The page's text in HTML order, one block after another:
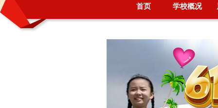
首页 学校概况